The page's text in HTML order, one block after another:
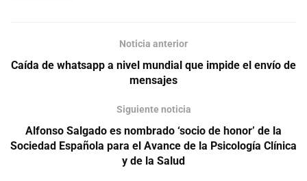
Noticia anterior
Caída de whatsapp a nivel mundial que impide el envío de
mensajes
Siguiente noticia
Alfonso Salgado es nombrado ‘socio de honor’ de la
Sociedad Española para el Avance de la Psicología Clínica
y de la Salud